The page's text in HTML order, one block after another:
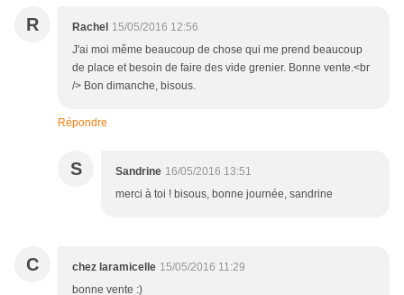
R Rachel 15/05/2016 12:56
J'ai moi même beaucoup de chose qui me prend beaucoup
de place et besoin de faire des vide grenier. Bonne vente.<br
/> Bon dimanche, bisous.
Répondre
S Sandrine 16/05/2016 13:51
merci à toi ! bisous, bonne journée, sandrine
C chez laramicelle 15/05/2016 11:29
bonne vente :)